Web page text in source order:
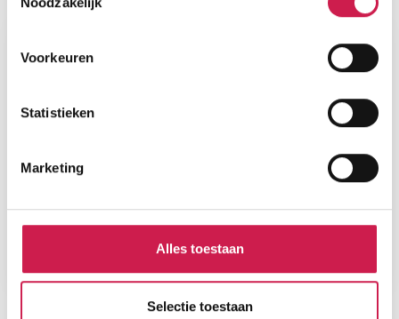
Voorkeuren
Statistieken
Marketing
Alles toestaan
Selectie toestaan